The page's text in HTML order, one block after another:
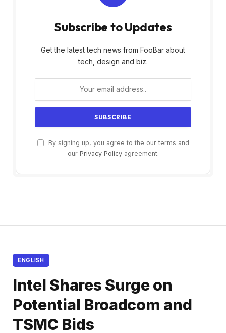
Subscribe to Updates
Get the latest tech news from FooBar about
tech, design and biz.
By signing up, you agree to the our terms and
our Privacy Policyagreement.
ENGLISH
Intel Shares Surge on
Potential Broadcom and
TSMC Bids